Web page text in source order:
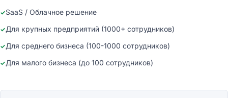
SaaS / Облачное решение
Для крупных предприятий (1000+ сотрудников)
Для среднего бизнеса (100-1000 сотрудников)
Для малого бизнеса (до 100 сотрудников)